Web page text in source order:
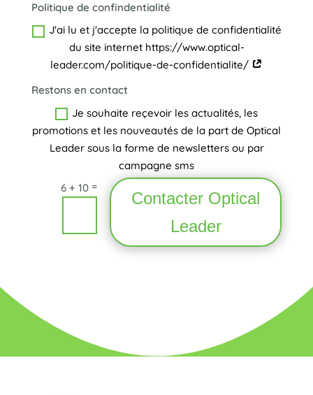
Politique de confindentialité
J'ai lu et j'accepte la politique de confidentialité
du site internet https://www.optical-
leader.com/politique-de-confidentialite/
Restons en contact
Je souhaite reçevoir les actualités, les
promotions et les nouveautés de la part de Optical
Leader sous la forme de newsletters ou par
campagne sms
6 + 10 =
Contacter Optical
Leader